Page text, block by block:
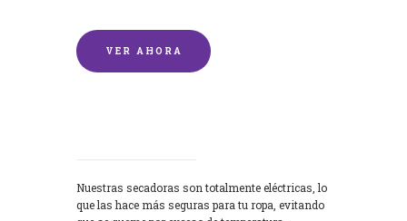
VER AHORA
Nuestras secadoras son totalmente eléctricas, lo
que las hace más seguras para tu ropa, evitando